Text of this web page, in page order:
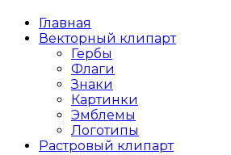
Главная
Векторный клипарт
Гербы
Флаги
Знаки
Картинки
Эмблемы
Логотипы
Растровый клипарт